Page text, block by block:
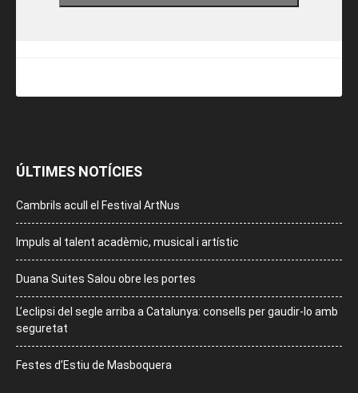
ÚLTIMES NOTÍCIES
Cambrils acull el Festival ArtNus
Impuls al talent acadèmic, musical i artístic
Duana Suites Salou obre les portes
L’eclipsi del segle arriba a Catalunya: consells per gaudir-lo amb
seguretat
Festes d’Estiu de Masboquera